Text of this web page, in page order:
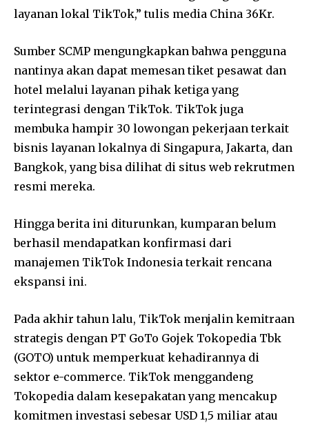
layanan lokal TikTok,” tulis media China 36Kr.
Sumber SCMP mengungkapkan bahwa pengguna
nantinya akan dapat memesan tiket pesawat dan
hotel melalui layanan pihak ketiga yang
terintegrasi dengan TikTok. TikTok juga
membuka hampir 30 lowongan pekerjaan terkait
bisnis layanan lokalnya di Singapura, Jakarta, dan
Bangkok, yang bisa dilihat di situs web rekrutmen
resmi mereka.
Hingga berita ini diturunkan, kumparan belum
berhasil mendapatkan konfirmasi dari
manajemen TikTok Indonesia terkait rencana
ekspansi ini.
Pada akhir tahun lalu, TikTok menjalin kemitraan
strategis dengan PT GoTo Gojek Tokopedia Tbk
(GOTO) untuk memperkuat kehadirannya di
sektor e-commerce. TikTok menggandeng
Tokopedia dalam kesepakatan yang mencakup
komitmen investasi sebesar USD 1,5 miliar atau